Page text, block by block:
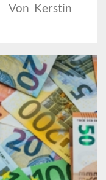
Von Kerstin